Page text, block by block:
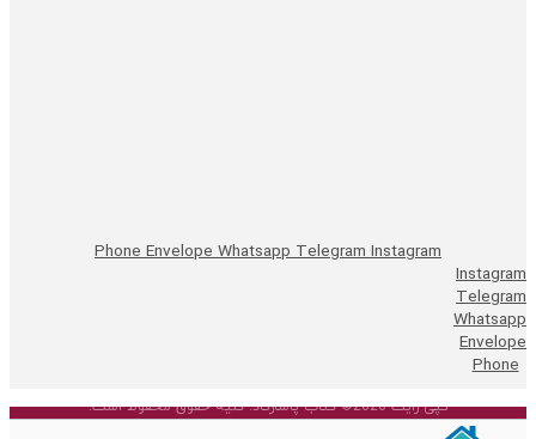
Phone Envelope Whatsapp Telegram Instagram
Instagram
Telegram
Whatsapp
Envelope
Phone
کپی رایت 2026© کتاب پاسارگاد. کلیه حقوق محفوظ است.